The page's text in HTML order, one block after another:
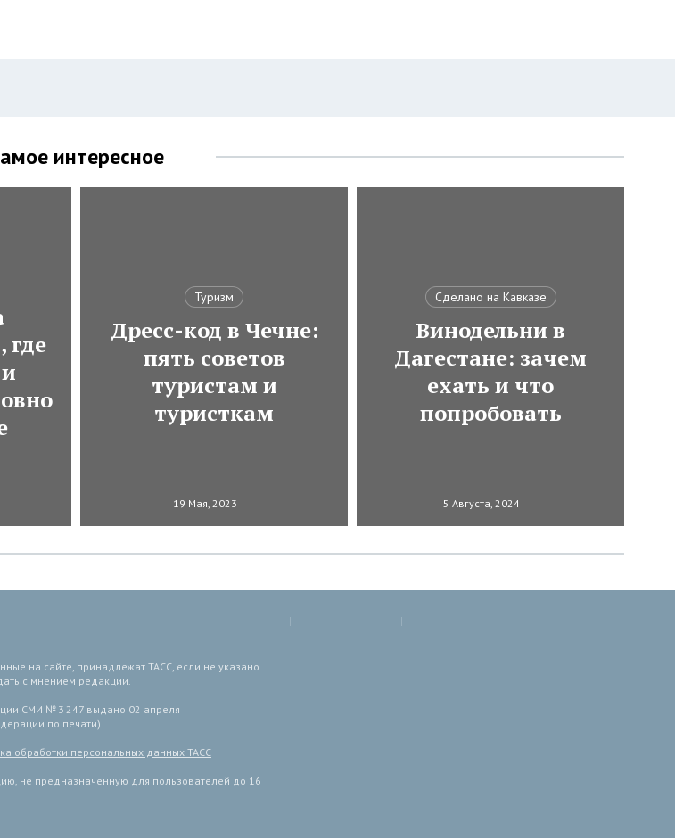
интересное
где
Туризм
Дресс-код в Чечне:
пять советов
туристам и
туристкам
19 Мая, 2023
Сделано на Кавказе
Винодельни в
Дагестане: зачем
ехать и что
попробовать
5 Августа, 2024
на сайте, принадлежат ТАСС, если не указано
с мнением редакции.
СМИ № 3 247 выдано 02 апреля
по печати).
обработки персональных данных ТАСС
не предназначенную для пользователей до 16